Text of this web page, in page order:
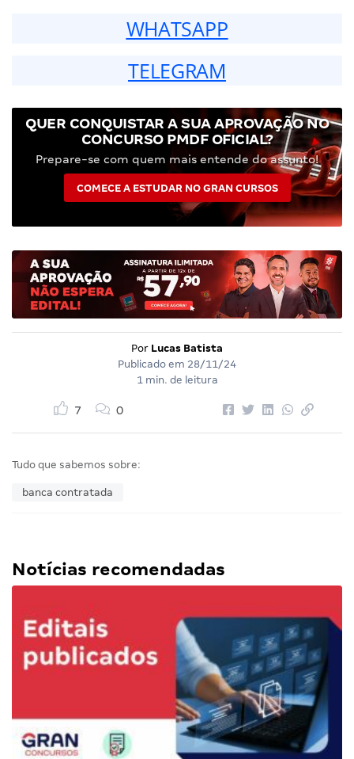
WHATSAPP
TELEGRAM
QUER CONQUISTAR A SUA APROVAÇÃO NO
CONCURSO PMDF OFICIAL?
Prepare-se com quem mais entende do assunto!
COMECE A ESTUDAR NO GRAN CURSOS
Por Lucas Batista
Publicado em 28/11/24
1 min. de leitura
7 0
Tudo que sabemos sobre:
banca contratada
Notícias recomendadas